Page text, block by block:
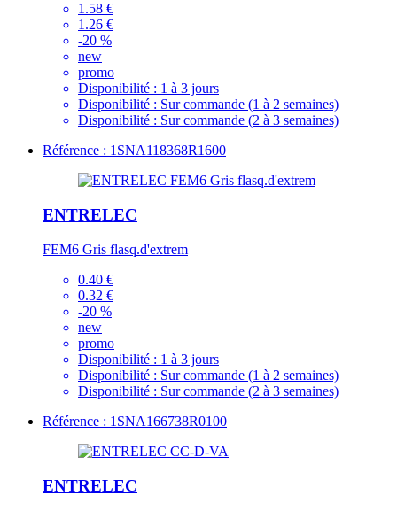
1.58 €
1.26 €
-20 %
new
promo
Disponibilité : 1 à 3 jours
Disponibilité : Sur commande (1 à 2 semaines)
Disponibilité : Sur commande (2 à 3 semaines)
Référence : 1SNA118368R1600
ENTRELEC
FEM6 Gris flasq.d'extrem
0.40 €
0.32 €
-20 %
new
promo
Disponibilité : 1 à 3 jours
Disponibilité : Sur commande (1 à 2 semaines)
Disponibilité : Sur commande (2 à 3 semaines)
Référence : 1SNA166738R0100
ENTRELEC